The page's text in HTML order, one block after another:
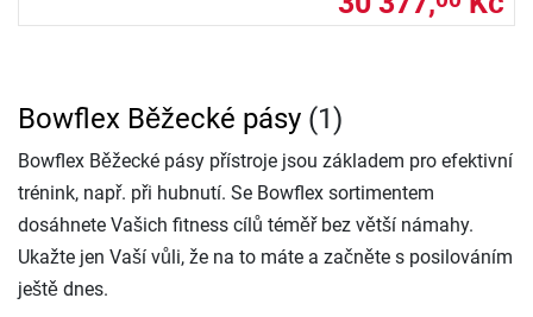
Bowflex Běžecké pásy (1)
Bowflex Běžecké pásy přístroje jsou základem pro efektivní
trénink, např. při hubnutí. Se Bowflex sortimentem
dosáhnete Vašich fitness cílů téměř bez větší námahy.
Ukažte jen Vaší vůli, že na to máte a začněte s posilováním
ještě dnes.